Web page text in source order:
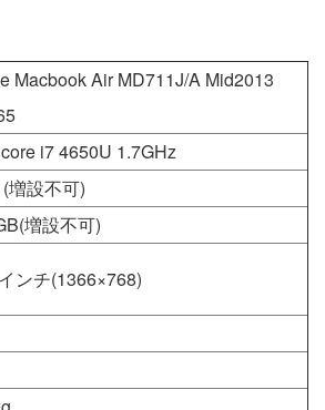
Macbook Air MD711J/A Mid2013
i7 4650U 1.7GHz
増設不可)
増設不可)
ンチ(1366×768)